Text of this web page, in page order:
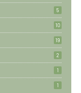
5
10
19
2
1
1